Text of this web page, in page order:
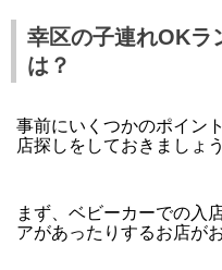
幸区の子連れOKラ
は？
事前にいくつかのポイン
店探しをしておきましょう
まず、ベビーカーでの入
アがあったりするお店が